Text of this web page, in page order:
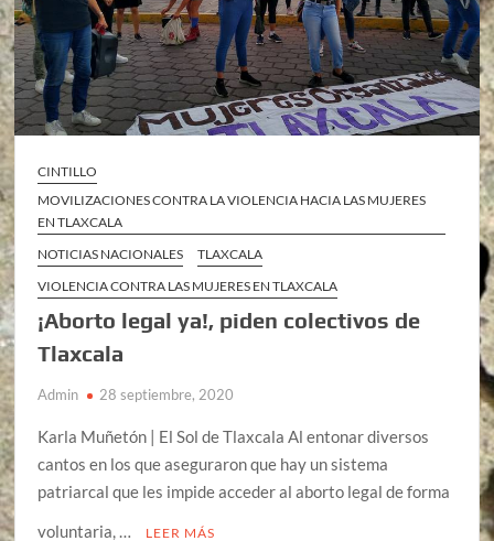
CINTILLO
MOVILIZACIONES CONTRA LA VIOLENCIA HACIA LAS MUJERES
EN TLAXCALA
NOTICIAS NACIONALES
TLAXCALA
VIOLENCIA CONTRA LAS MUJERES EN TLAXCALA
¡Aborto legal ya!, piden colectivos de
Tlaxcala
Admin 28 septiembre, 2020
Karla Muñetón | El Sol de Tlaxcala Al entonar diversos
cantos en los que aseguraron que hay un sistema
patriarcal que les impide acceder al aborto legal de forma
voluntaria, …
LEER MÁS